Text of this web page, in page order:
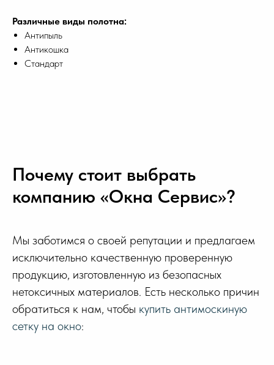
Различные виды полотна:
Антипыль
Антикошка
Стандарт
Почему стоит выбрать
компанию «Окна Сервис»?
Мы заботимся о своей репутации и предлагаем
исключительно качественную проверенную
продукцию, изготовленную из безопасных
нетоксичных материалов. Есть несколько причин
обратиться к нам, чтобы купить антимоскиную
сетку на окно: